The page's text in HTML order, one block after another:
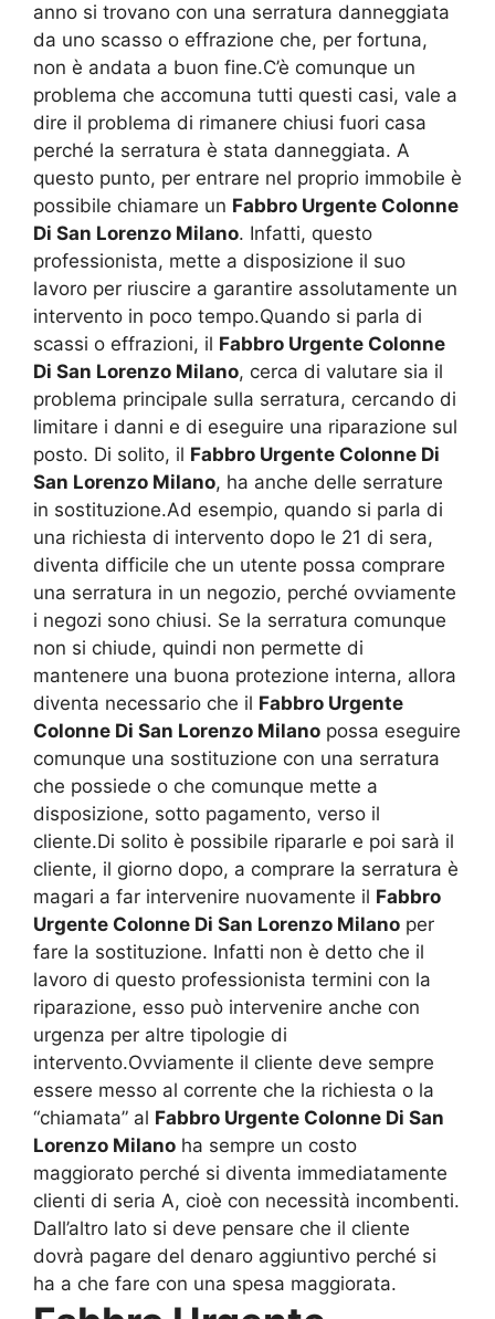
anno si trovano con una serratura danneggiata
da uno scasso o effrazione che, per fortuna,
non è andata a buon fine.C’è comunque un
problema che accomuna tutti questi casi, vale a
dire il problema di rimanere chiusi fuori casa
perché la serratura è stata danneggiata. A
questo punto, per entrare nel proprio immobile è
possibile chiamare un Fabbro Urgente Colonne
Di San Lorenzo Milano. Infatti, questo
professionista, mette a disposizione il suo
lavoro per riuscire a garantire assolutamente un
intervento in poco tempo.Quando si parla di
scassi o effrazioni, il Fabbro Urgente Colonne
Di San Lorenzo Milano, cerca di valutare sia il
problema principale sulla serratura, cercando di
limitare i danni e di eseguire una riparazione sul
posto. Di solito, il Fabbro Urgente Colonne Di
San Lorenzo Milano, ha anche delle serrature
in sostituzione.Ad esempio, quando si parla di
una richiesta di intervento dopo le 21 di sera,
diventa difficile che un utente possa comprare
una serratura in un negozio, perché ovviamente
i negozi sono chiusi. Se la serratura comunque
non si chiude, quindi non permette di
mantenere una buona protezione interna, allora
diventa necessario che il Fabbro Urgente
Colonne Di San Lorenzo Milano possa eseguire
comunque una sostituzione con una serratura
che possiede o che comunque mette a
disposizione, sotto pagamento, verso il
cliente.Di solito è possibile ripararle e poi sarà il
cliente, il giorno dopo, a comprare la serratura è
magari a far intervenire nuovamente il Fabbro
Urgente Colonne Di San Lorenzo Milano per
fare la sostituzione. Infatti non è detto che il
lavoro di questo professionista termini con la
riparazione, esso può intervenire anche con
urgenza per altre tipologie di
intervento.Ovviamente il cliente deve sempre
essere messo al corrente che la richiesta o la
“chiamata” al Fabbro Urgente Colonne Di San
Lorenzo Milano ha sempre un costo
maggiorato perché si diventa immediatamente
clienti di seria A, cioè con necessità incombenti.
Dall’altro lato si deve pensare che il cliente
dovrà pagare del denaro aggiuntivo perché si
ha a che fare con una spesa maggiorata.